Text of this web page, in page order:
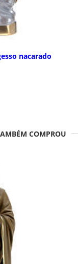
nacarado
COMPROU